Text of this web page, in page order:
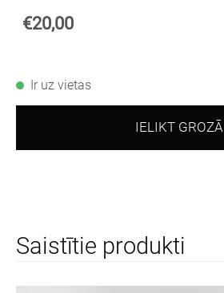
€20,00
Ir uz vietas
IELIKT GROZĀ
Saistītie produkti